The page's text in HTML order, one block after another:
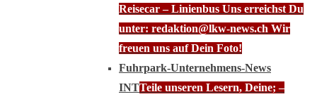
Reisecar – Linienbus Uns erreichst Du
unter: redaktion@lkw-news.ch Wir
freuen uns auf Dein Foto!
Fuhrpark-Unternehmens-News
INTTeile unseren Lesern, Deine; –